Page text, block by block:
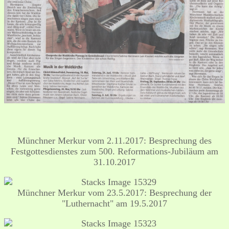
Münchner Merkur vom 2.11.2017: Besprechung des
Festgottesdienstes zum 500. Reformations-Jubiläum am
31.10.2017
Münchner Merkur vom 23.5.2017: Besprechung der
"Luthernacht" am 19.5.2017